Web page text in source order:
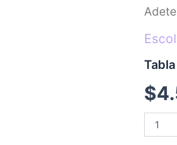
$
cantidad